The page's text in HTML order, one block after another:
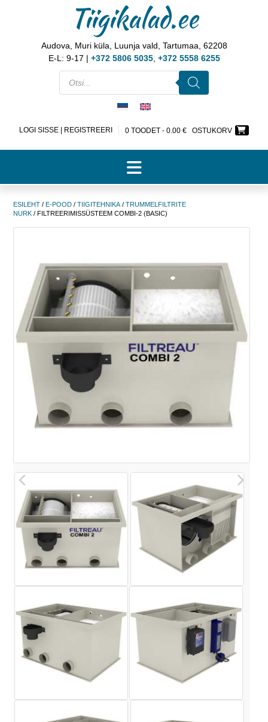
Tiigikalad.ee
Audova, Muri küla, Luunja vald, Tartumaa, 62208
E-L: 9-17 | +372 5806 5035, +372 5558 6255
LOGI SISSE | REGISTREERI 0 TOODET - 0.00 € OSTUKORV
ESILEHT / E-POOD / TIIGITEHNIKA / TRUMMELFILTRITE
NURK / FILTREERIMISSÜSTEEM COMBI-2 (BASIC)